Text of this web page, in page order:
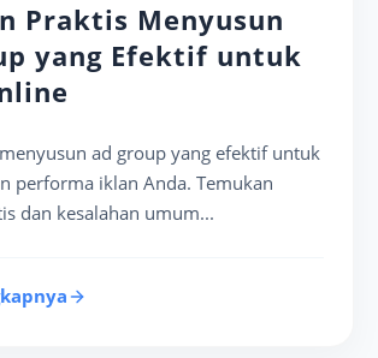
Praktis Menyusun
yang Efektif untuk
ad group yang efektif untuk
performa iklan Anda. Temukan
dan kesalahan umum...